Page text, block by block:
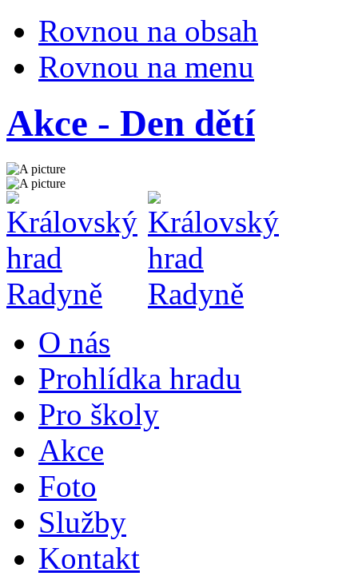
Rovnou na obsah
Rovnou na menu
Akce - Den dětí
O nás
Prohlídka hradu
Pro školy
Akce
Foto
Služby
Kontakt